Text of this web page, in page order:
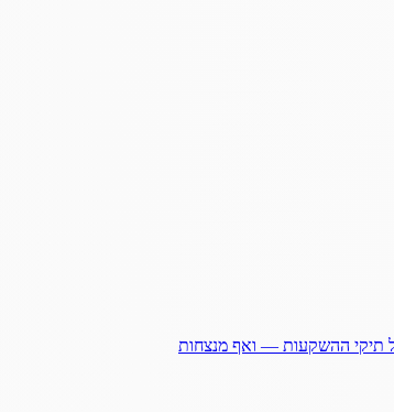
תיקי ההשקעות — ואף מנצחות